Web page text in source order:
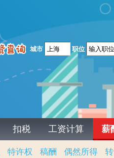
城市 职位
扣税 工资计算 薪
特许权 稿酬 偶然所得